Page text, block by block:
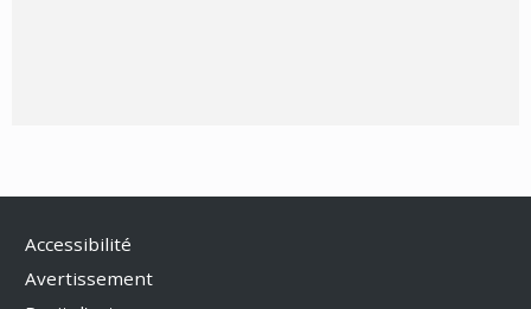
Accessibilité
Avertissement